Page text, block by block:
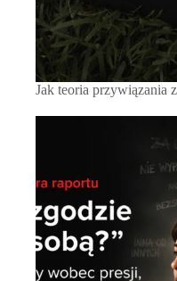
Jak teoria przywiązania